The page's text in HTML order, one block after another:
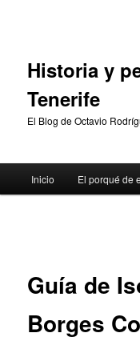
Historia y
Tenerife
El Blog de Octavio
principal
Inicio El porqué de
Guía de
Borges